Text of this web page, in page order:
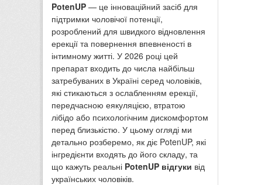
PotenUP — це інноваційний засіб для
підтримки чоловічої потенції,
розроблений для швидкого відновлення
ерекції та повернення впевненості в
інтимному житті. У 2026 році цей
препарат входить до числа найбільш
затребуваних в Україні серед чоловіків,
які стикаються з ослабленням ерекції,
передчасною еякуляцією, втратою
лібідо або психологічним дискомфортом
перед близькістю. У цьому огляді ми
детально розберемо, як діє PotenUP, які
інгредієнти входять до його складу, та
що кажуть реальні PotenUP відгуки від
українських чоловіків.